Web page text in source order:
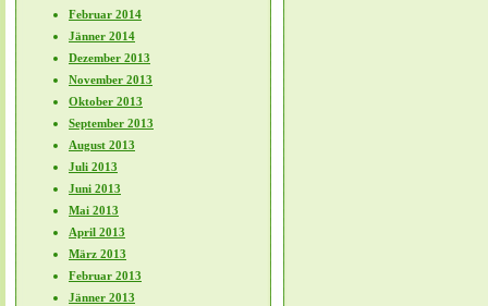
Februar 2014
Jänner 2014
Dezember 2013
November 2013
Oktober 2013
September 2013
August 2013
Juli 2013
Juni 2013
Mai 2013
April 2013
März 2013
Februar 2013
Jänner 2013